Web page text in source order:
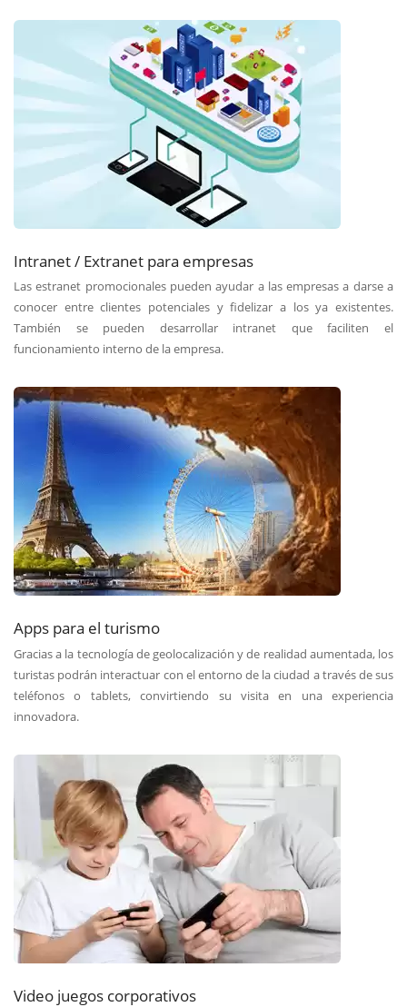
Intranet / Extranet para empresas
Las estranet promocionales pueden ayudar a las empresas a darse a
conocer entre clientes potenciales y fidelizar a los ya existentes.
También se pueden desarrollar intranet que faciliten el
funcionamiento interno de la empresa.
Apps para el turismo
Gracias a la tecnología de geolocalización y de realidad aumentada, los
turistas podrán interactuar con el entorno de la ciudad a través de sus
teléfonos o tablets, convirtiendo su visita en una experiencia
innovadora.
Video juegos corporativos